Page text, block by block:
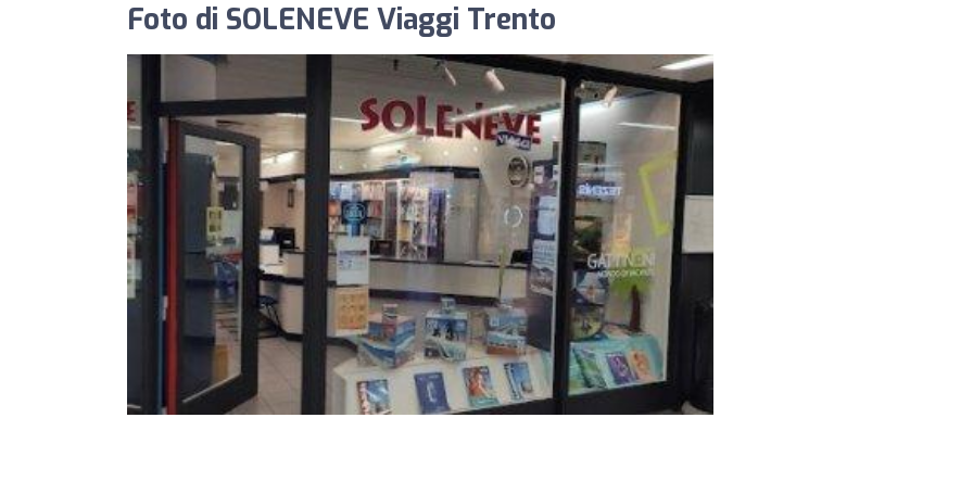
Foto di SOLENEVE Viaggi Trento